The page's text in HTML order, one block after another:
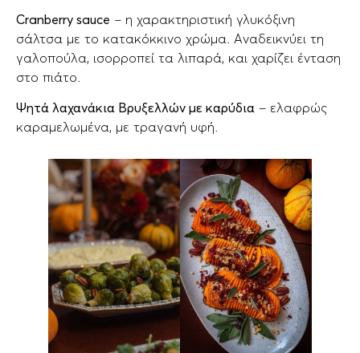
Cranberry sauce – η χαρακτηριστική γλυκόξινη
σάλτσα με το κατακόκκινο χρώμα. Αναδεικνύει τη
γαλοπούλα, ισορροπεί τα λιπαρά, και χαρίζει ένταση
στο πιάτο.
Ψητά λαχανάκια Βρυξελλών με καρύδια – ελαφρώς
καραμελωμένα, με τραγανή υφή.